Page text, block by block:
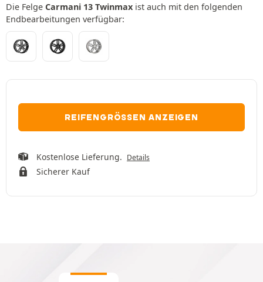
Die Felge Carmani 13 Twinmax ist auch mit den folgenden
Endbearbeitungen verfügbar:
REIFENGRÖSSEN ANZEIGEN
Kostenlose Lieferung. Details
Sicherer Kauf